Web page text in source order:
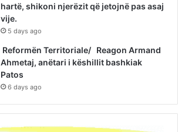
hartë, shikoni njerëzit që jetojnë pas asaj
vije.
5 days ago
Reformën Territoriale/ Reagon Armand
Ahmetaj, anëtari i këshillit bashkiak
Patos
6 days ago